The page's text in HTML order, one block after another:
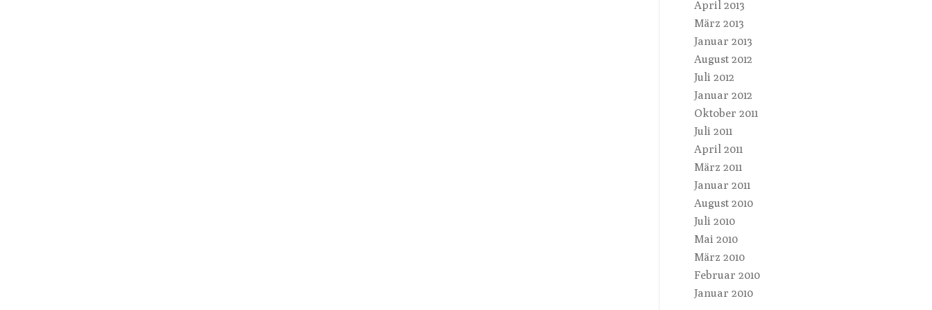
April 2013
März 2013
Januar 2013
August 2012
Juli 2012
Januar 2012
Oktober 2011
Juli 2011
April 2011
März 2011
Januar 2011
August 2010
Juli 2010
Mai 2010
März 2010
Februar 2010
Januar 2010